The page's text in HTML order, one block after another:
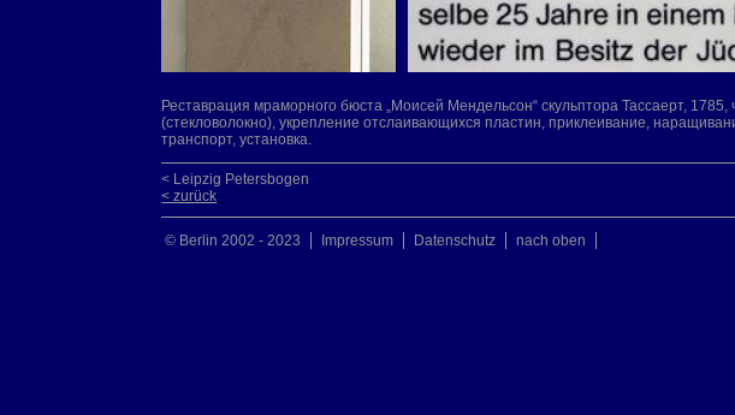
Реставрация мраморного бюста „Моисей Мендельсон“ скульптора Тассаерт,
(стекловолокно), укрепление отслаивающихся пластин, приклеивание,
транспорт, установка.
< Leipzig Petersbogen
< zurück
© Berlin 2002 - 2023 Impressum Datenschutz nach oben